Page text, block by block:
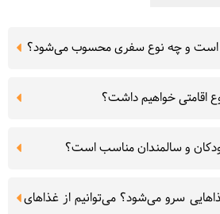
است و چه نوع سفری محسوب می‌شود؟
اقامتی خواهیم داشت؟
و سالمندان مناسب است؟
سرو می‌شود؟ می‌توانیم از غذاهای